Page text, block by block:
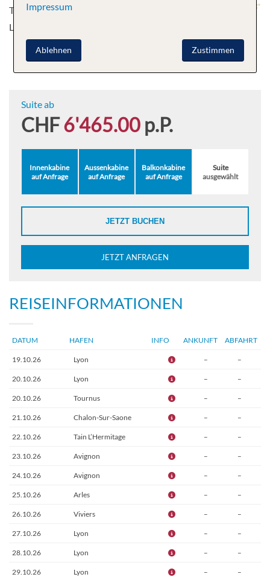
Tain L’Hermitage - Avignon - Avignon - Arles - Viviers -
Lyon
Suite ab
CHF6'465.00 p.P.
Innenkabine
auf Anfrage
Aussenkabine
auf Anfrage
Balkonkabine
auf Anfrage
Suite
ausgewählt
JETZT BUCHEN
JETZT ANFRAGEN
REISEINFORMATIONEN
DATUM HAFEN INFO ANKUNFT ABFAHRT
19.10.26 Lyon – –
20.10.26 Lyon – –
20.10.26 Tournus – –
21.10.26 Chalon-Sur-Saone – –
22.10.26 Tain L’Hermitage – –
23.10.26 Avignon – –
24.10.26 Avignon – –
25.10.26 Arles – –
26.10.26 Viviers – –
27.10.26 Lyon – –
28.10.26 Lyon – –
29.10.26 Lyon – –
Impressum
Zustimmen
Ablehnen